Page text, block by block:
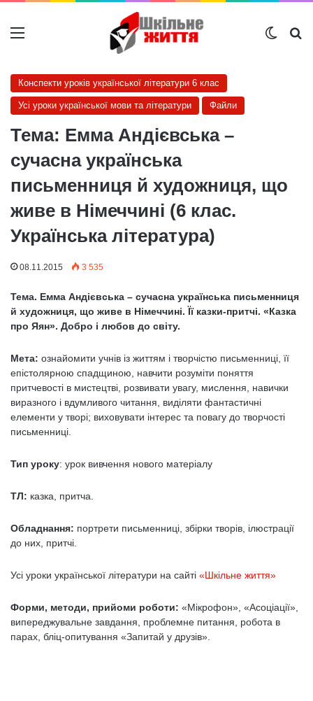
Меню
Конспекти уроків української літератури 6 клас
Усі уроки української мови та літератури Файли
Тема: Емма Андієвська –
сучасна українська
письменниця й художниця, що
живе в Німеччині (6 клас.
Українська література)
08.11.2015 3 535
Тема. Емма Андієвська – сучасна українська письменниця
й художниця, що живе в Німеччині. Її казки-притчі. «Казка
про Яян». Добро і любов до світу.
Мета: ознайомити учнів із життям і творчістю письменниці, її
епістолярною спадщиною, навчити розуміти поняття
притчевості в мистецтві, розвивати увагу, мислення, навички
виразного і вдумливого читання, виділяти фантастичні
елементи у творі; виховувати інтерес та повагу до творчості
письменниці.
Тип уроку: урок вивчення нового матеріалу
ТЛ: казка, притча.
Обладнання: портрети письменниці, збірки творів, ілюстрації
до них, притчі.
Усі уроки української літератури на сайті «Шкільне життя»
Форми, методи, прийоми роботи: «Мікрофон», «Асоціації»,
випереджувальне завдання, проблемне питання, робота в
парах, бліц-опитування «Запитай у друзів».